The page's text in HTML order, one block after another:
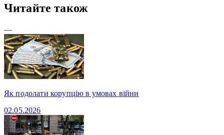
Читайте також
—
Як подолати корупцію в умовах війни
02.05.2026